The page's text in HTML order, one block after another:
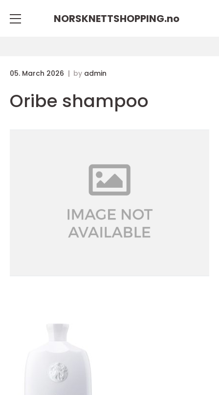
NORSKNETTSHOPPING.no
05. March 2026 by admin
Oribe shampoo